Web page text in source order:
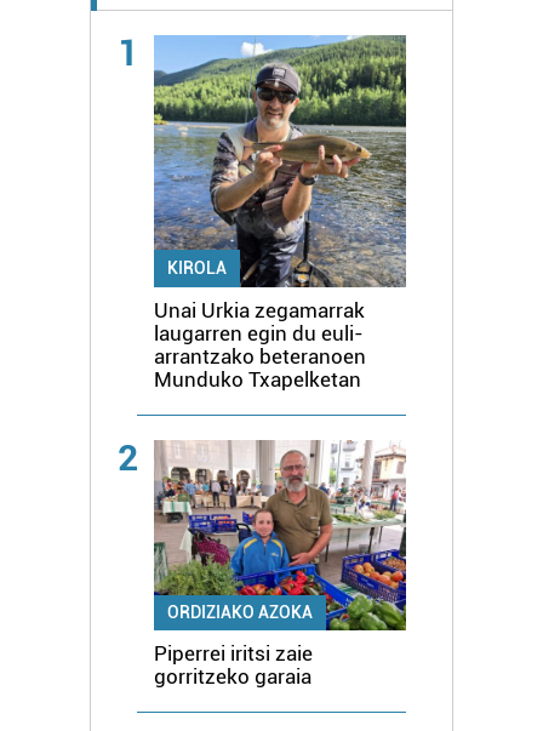
1
KIROLA
Unai Urkia zegamarrak
laugarren egin du euli-
arrantzako beteranoen
Munduko Txapelketan
2
ORDIZIAKO AZOKA
Piperrei iritsi zaie
gorritzeko garaia